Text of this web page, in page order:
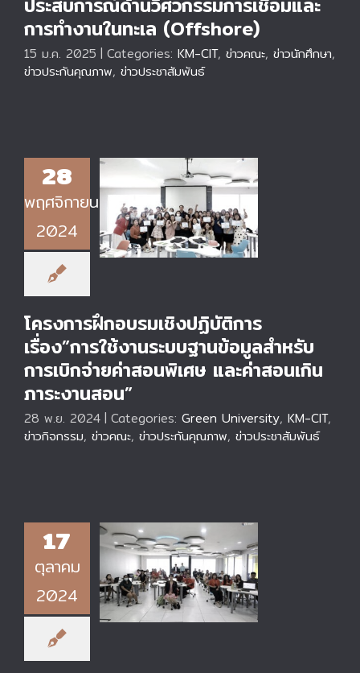
การทำงานในทะเล (Offshore)
15 ม.ค. 2025 | Categories: KM-CIT, ข่าวคณะ, ข่าวนักศึกษา,
ข่าวประกันคุณภาพ, ข่าวประชาสัมพันธ์
28
พฤศจิกายน
2024
โครงการฝึกอบรมเชิง
ปฏิบัติการ เรื่อง”การ
ใช้งานระบบฐานข้อมูล
สำหรับการเบิกจ่ายค่า
สอนพิเศษ และค่าสอน
โครงการฝึกอบรมเชิงปฏิบัติการ
เรื่อง”การใช้งานระบบฐานข้อมูลสำหรับ
การเบิกจ่ายค่าสอนพิเศษ และค่าสอนเกิน
ภาระงานสอน”
28 พ.ย. 2024 | Categories: Green University, KM-CIT,
ข่าวกิจกรรม, ข่าวคณะ, ข่าวประกันคุณภาพ, ข่าวประชาสัมพันธ์
17
ตุลาคม
2024
โครงการฝึกอบรมเชิง
ปฏิบัติการ เรื่อง”การ
ใช้งานระบบงานบริการ
วิชาการ(การทดสอบ
ตรวจสอบ)”